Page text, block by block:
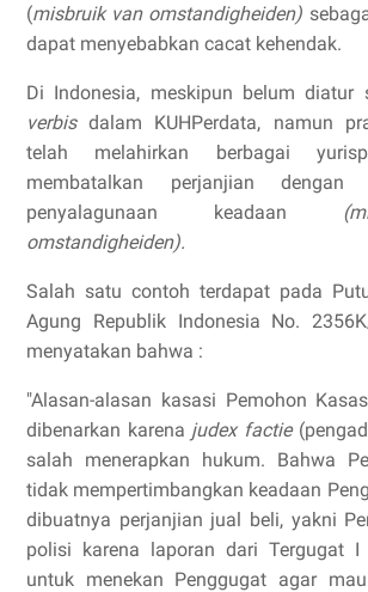
(misbruik van omstandigheiden)
dapat menyebabkan cacat kehendak.
Di Indonesia, meskipun belum diatur
verbisdalam KUHPerdata, namun
telah melahirkan berbagai
membatalkan perjanjian dengan
penyalagunaan keadaan
omstandigheiden).
Salah satu contoh terdapat pada
Agung Republik Indonesia No.
menyatakan bahwa :
"Alasan-alasan kasasi Pemohon
dibenarkan karena judex factie
salah menerapkan hukum. Bahwa
tidak mempertimbangkan keadaan
dibuatnya perjanjian jual beli, yakni
polisi karena laporan dari Tergugat I
untuk menekan Penggugat agar